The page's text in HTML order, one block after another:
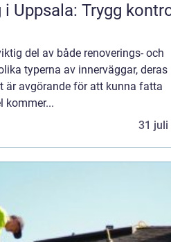
Uppsala: Trygg
del av både renoverings- och
typerna av innerväggar, deras
är avgörande för att kunna fatta
kommer...
31 juli